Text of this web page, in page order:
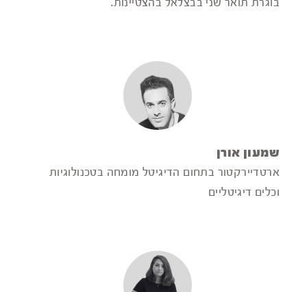
בוגרת תואר שני בבצלאל בהצטיינות.
שמעון אורן
ארטדיירקטור בתחום הדיגיטל מומחה בטכנולוגיות
וכלים דיגיטליים